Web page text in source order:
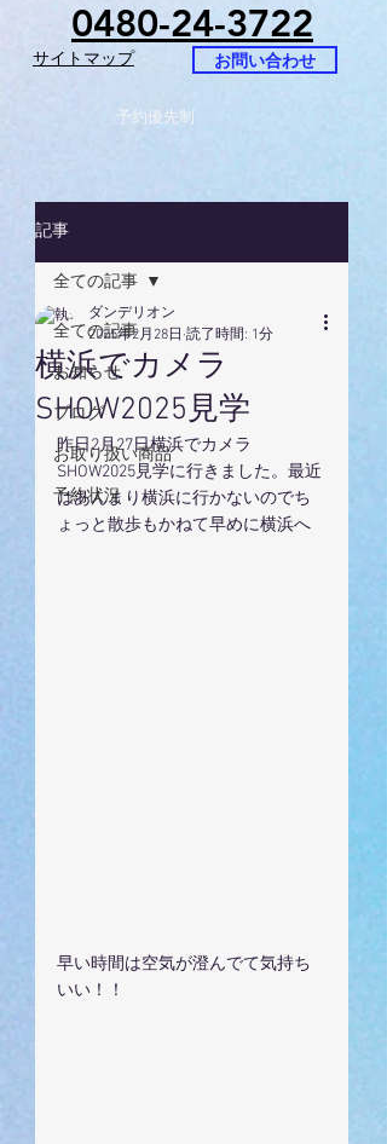
0480-24-3722
サイトマップ お問い合わせ
予約優先制
記事
全ての記事
お知らせ
ブログ
お取り扱い商品
予約状況
全ての記事
横浜でカメラ
SHOW2025見学
ダンデリオン
2025年2月28日 読了時間: 1分
昨日2月27日横浜でカメラ
SHOW2025見学に行きました。最近
はあんまり横浜に行かないのでち
ょっと散歩もかねて早めに横浜へ
早い時間は空気が澄んでて気持ち
いい！！